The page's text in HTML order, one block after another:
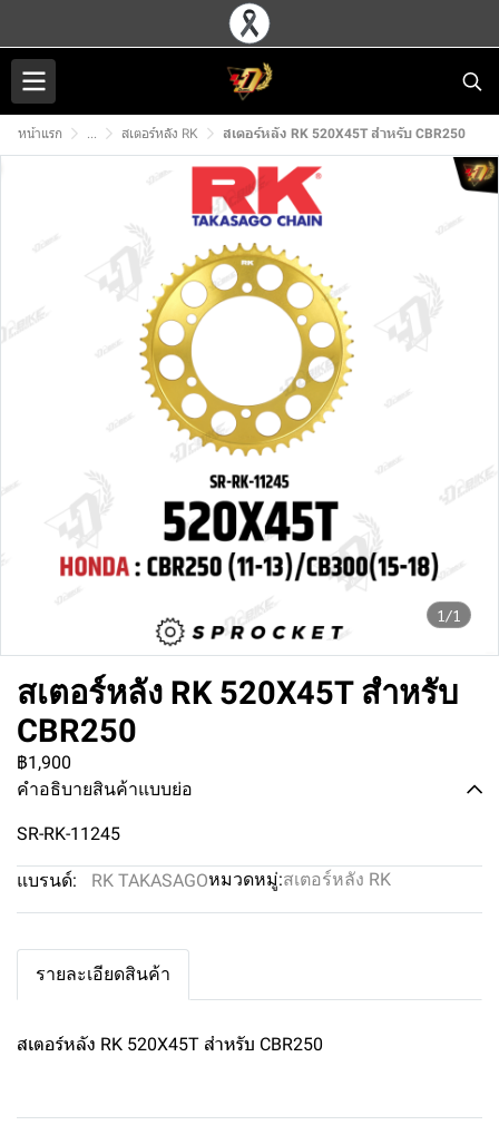
หน้าแรก ... สเตอร์หลัง RK สเตอร์หลัง RK 520X45T สำหรับ CBR250
1/1
สเตอร์หลัง RK 520X45T สำหรับ
CBR250
฿1,900
คำอธิบายสินค้าแบบย่อ
SR-RK-11245
แบรนด์: RK TAKASAGOหมวดหมู่:สเตอร์หลัง RK
รายละเอียดสินค้า
สเตอร์หลัง RK 520X45T สำหรับ CBR250